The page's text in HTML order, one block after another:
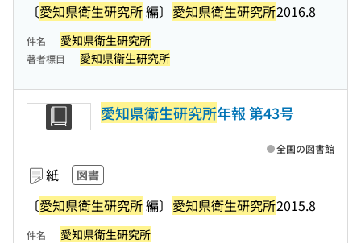
〔愛知県衛生研究所編〕 愛知県衛生研究所2016.8
件名 愛知県衛生研究所
著者標目 愛知県衛生研究所
愛知県衛生研究所年報 第43号
紙 図書
〔愛知県衛生研究所編〕 愛知県衛生研究所2015.8
全国の図書館
件名 愛知県衛生研究所